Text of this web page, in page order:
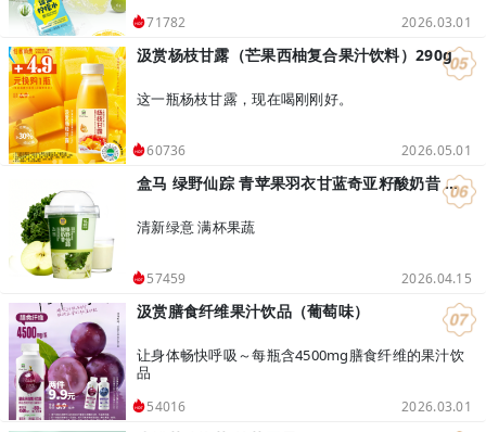
71782 2026.03.01
汲赏杨枝甘露（芒果西柚复合果汁饮料）290g
这一瓶杨枝甘露，现在喝刚刚好。
60736 2026.05.01
盒马 绿野仙踪 青苹果羽衣甘蓝奇亚籽酸奶昔 400g
清新绿意 满杯果蔬
57459 2026.04.15
汲赏膳食纤维果汁饮品（葡萄味）
让身体畅快呼吸～每瓶含4500mg膳食纤维的果汁饮
品
54016 2026.03.01